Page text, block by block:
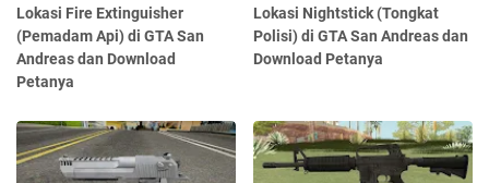
Lokasi Fire Extinguisher
(Pemadam Api) di GTA San
Andreas dan Download
Petanya
Lokasi Nightstick (Tongkat
Polisi) di GTA San Andreas dan
Download Petanya